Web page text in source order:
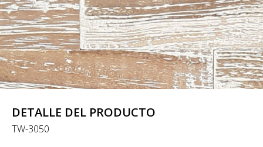
DETALLE DEL PRODUCTO
TW-3050